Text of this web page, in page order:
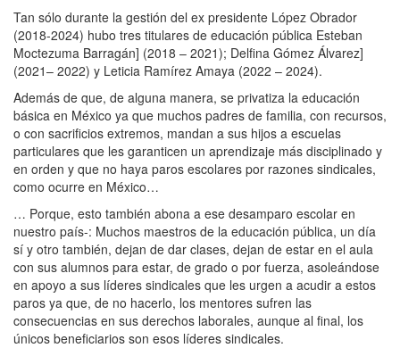
Tan sólo durante la gestión del ex presidente López Obrador
(2018-2024) hubo tres titulares de educación pública Esteban
Moctezuma Barragán] (2018 – 2021); Delfina Gómez Álvarez]
(2021– 2022) y Leticia Ramírez Amaya (2022 – 2024).
Además de que, de alguna manera, se privatiza la educación
básica en México ya que muchos padres de familia, con recursos,
o con sacrificios extremos, mandan a sus hijos a escuelas
particulares que les garanticen un aprendizaje más disciplinado y
en orden y que no haya paros escolares por razones sindicales,
como ocurre en México…
… Porque, esto también abona a ese desamparo escolar en
nuestro país-: Muchos maestros de la educación pública, un día
sí y otro también, dejan de dar clases, dejan de estar en el aula
con sus alumnos para estar, de grado o por fuerza, asoleándose
en apoyo a sus líderes sindicales que les urgen a acudir a estos
paros ya que, de no hacerlo, los mentores sufren las
consecuencias en sus derechos laborales, aunque al final, los
únicos beneficiarios son esos líderes sindicales.